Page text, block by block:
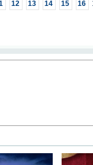
12 13 14 15 16